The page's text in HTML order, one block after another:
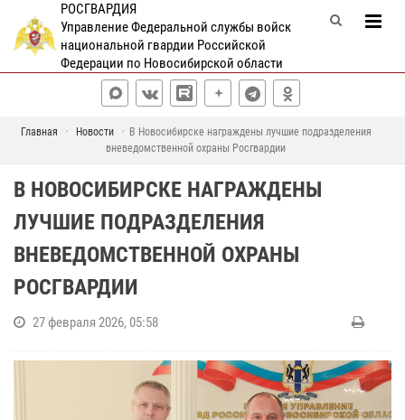
РОСГВАРДИЯ
Управление Федеральной службы войск
национальной гвардии Российской
Федерации по Новосибирской области
Главная Новости
В Новосибирске награждены лучшие подразделения
вневедомственной охраны Росгвардии
В НОВОСИБИРСКЕ НАГРАЖДЕНЫ
ЛУЧШИЕ ПОДРАЗДЕЛЕНИЯ
ВНЕВЕДОМСТВЕННОЙ ОХРАНЫ
РОСГВАРДИИ
27 февраля 2026, 05:58